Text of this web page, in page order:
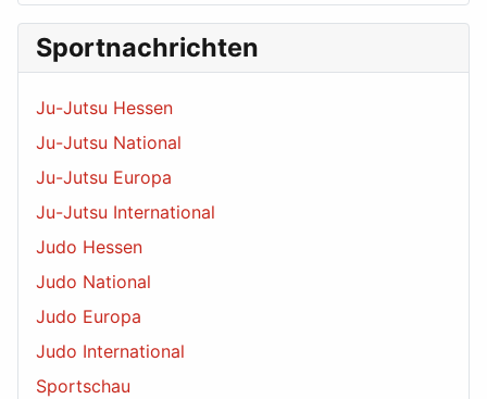
Sportnachrichten
Ju-Jutsu Hessen
Ju-Jutsu National
Ju-Jutsu Europa
Ju-Jutsu International
Judo Hessen
Judo National
Judo Europa
Judo International
Sportschau